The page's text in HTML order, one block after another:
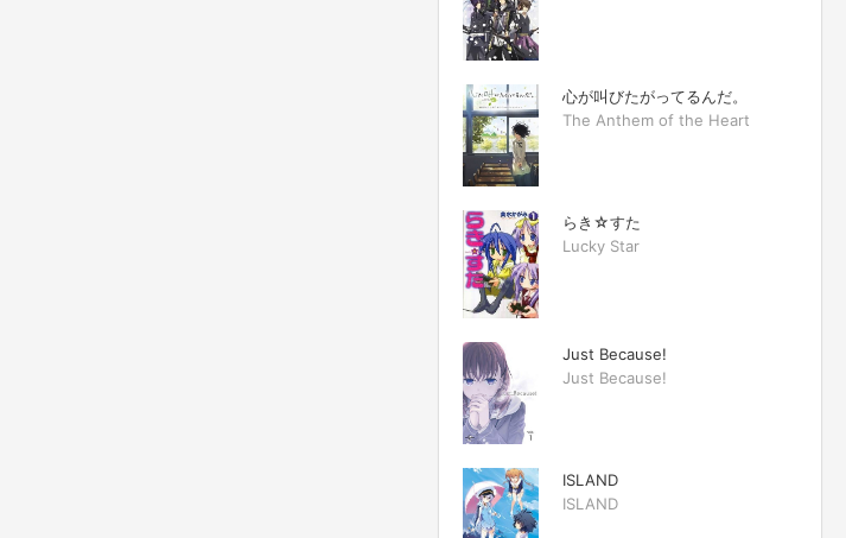
心が叫びたがってるんだ。
The Anthem of the Heart
らき☆すた
Lucky Star
Just Because!
Just Because!
ISLAND
ISLAND